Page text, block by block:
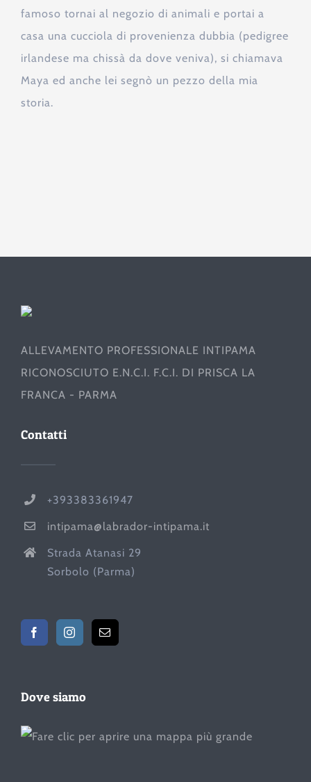
famoso tornai al negozio di animali e portai a
casa una cucciola di provenienza dubbia (pedigree
irlandese ma chissà da dove veniva), si chiamava
Maya ed anche lei segnò un pezzo della mia
storia.
ALLEVAMENTO PROFESSIONALE INTIPAMA
RICONOSCIUTO E.N.C.I. F.C.I. DI PRISCA LA
FRANCA - PARMA
Contatti
+393383361947
intipama@labrador-intipama.it
Strada Atanasi 29
Sorbolo (Parma)
Dove siamo